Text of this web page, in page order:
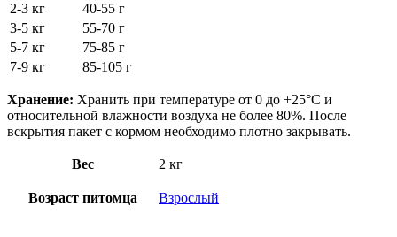
2-3 кг
40-55 г
3-5 кг
55-70 г
5-7 кг
75-85 г
7-9 кг
85-105 г
Хранение: Хранить при температуре от 0 до +25°C и
относительной влажности воздуха не более 80%. После
вскрытия пакет с кормом необходимо плотно закрывать.
Вес 2 кг
Возраст питомца Взрослый